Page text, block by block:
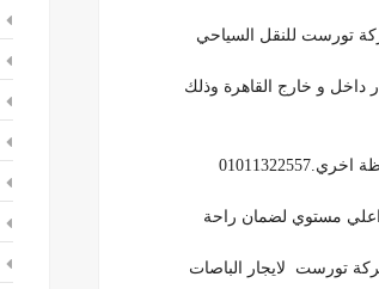
داخل و خارج القاهرة وذلك
اعلي مستوي لضمان راحة
تورست لايجار الباصات